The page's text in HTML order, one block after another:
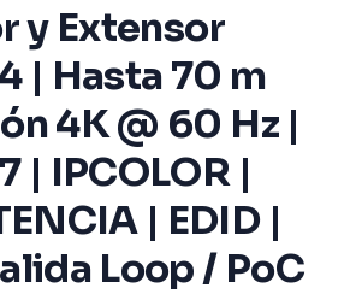
y Extensor
| Hasta 70 m
4K @ 60 Hz |
| IPCOLOR |
| EDID |
Loop / PoC